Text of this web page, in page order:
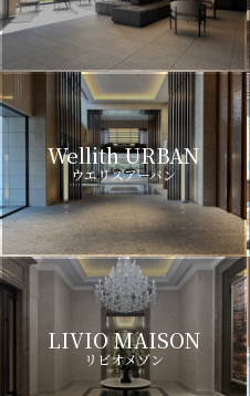
Wellith URBAN
ウエリスアーバン
LIVIO MAISON
リビオメゾン